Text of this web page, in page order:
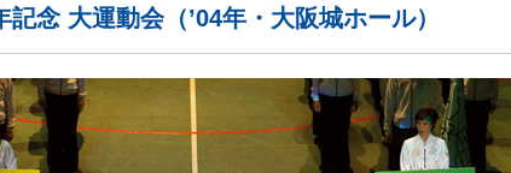
念 大運動会（’04年・大阪城ホール）